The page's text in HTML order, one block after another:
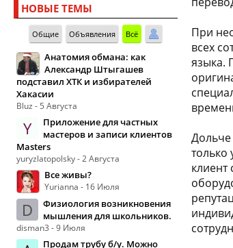
НОВЫЕ ТЕМЫ
Общие Объявления Всё
Анатомия обмана: как
Александр Штыгашев
подставил ХТК и избирателей
Хакасии
Bluz - 5 Августа
Y
Приложение для частных
мастеров и записи клиентов
Masters
yuryzlatopolsky - 2 Августа
Все живы?
Yurianna - 16 Июля
D
Физиология возникновения
мышления для школьников.
disman3 - 9 Июля
Продам трубу б/у. Можно
При
всех
языка.
только
клиент